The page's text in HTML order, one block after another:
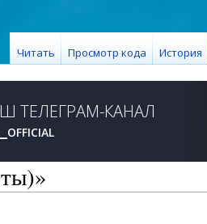
ТЕЛЕГРАМ-КАНАЛ
Читать Просмотр кода История